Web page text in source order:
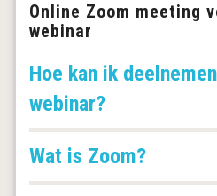
Online Zoom meeting
webinar
Hoe kan ik
webinar?
Wat is Zoom?